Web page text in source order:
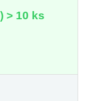
> 10 ks